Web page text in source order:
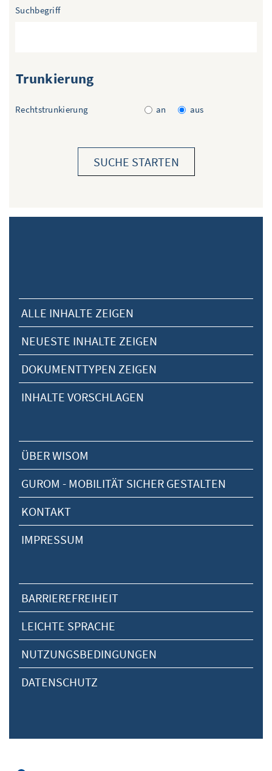
Suchbegriff
Trunkierung
Rechtstrunkierung an aus
ALLE INHALTE ZEIGEN
NEUESTE INHALTE ZEIGEN
DOKUMENTTYPEN ZEIGEN
INHALTE VORSCHLAGEN
ÜBER WISOM
GUROM - MOBILITÄT SICHER GESTALTEN
KONTAKT
IMPRESSUM
BARRIEREFREIHEIT
LEICHTE SPRACHE
NUTZUNGSBEDINGUNGEN
DATENSCHUTZ